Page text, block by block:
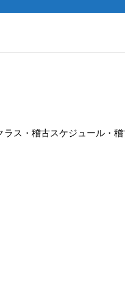
ス・稽古スケジュール・稽